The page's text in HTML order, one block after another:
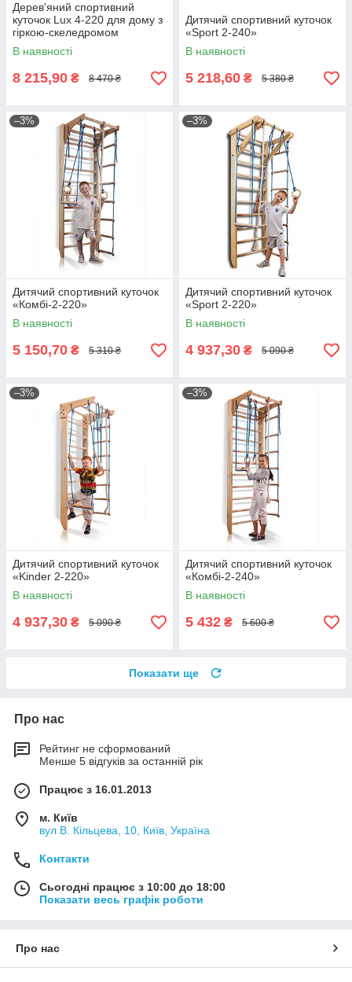
Дерев'яний спортивний
куточок Lux 4-220 для дому з
гіркою-скеледромом
В наявності
8 215,90 ₴ 8 470 ₴
Дитячий спортивний куточок
«Sport 2-240»
В наявності
5 218,60 ₴ 5 380 ₴
–3%
Дитячий спортивний куточок
«Комбі-2-220»
В наявності
5 150,70 ₴ 5 310 ₴
–3%
Дитячий спортивний куточок
«Sport 2-220»
В наявності
4 937,30 ₴ 5 090 ₴
–3%
Дитячий спортивний куточок
«Kinder 2-220»
В наявності
4 937,30 ₴ 5 090 ₴
–3%
Дитячий спортивний куточок
«Комбі-2-240»
В наявності
5 432 ₴ 5 600 ₴
Показати ще
Про нас
Рейтинг не сформований
Менше 5 відгуків за останній рік
Працює з 16.01.2013
м. Київ
вул В. Кільцева, 10, Київ, Україна
Контакти
Сьогодні працює з 10:00 до 18:00
Показати весь графік роботи
Про нас